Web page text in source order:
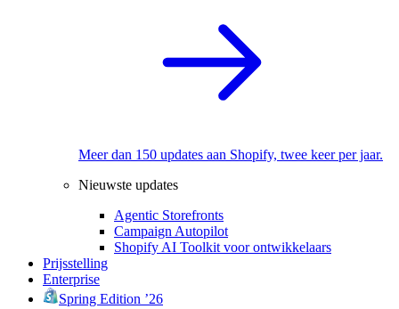
Meer dan 150 updates aan Shopify, twee keer per jaar.
Nieuwste updates
Agentic Storefronts
Campaign Autopilot
Shopify AI Toolkit voor ontwikkelaars
Prijsstelling
Enterprise
Spring Edition ’26